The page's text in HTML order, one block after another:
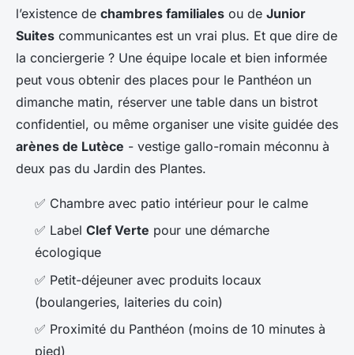
l’existence de chambres familiales ou de Junior
Suites communicantes est un vrai plus. Et que dire de
la conciergerie ? Une équipe locale et bien informée
peut vous obtenir des places pour le Panthéon un
dimanche matin, réserver une table dans un bistrot
confidentiel, ou même organiser une visite guidée des
arènes de Lutèce - vestige gallo-romain méconnu à
deux pas du Jardin des Plantes.
✅ Chambre avec patio intérieur pour le calme
✅ Label Clef Verte pour une démarche
écologique
✅ Petit-déjeuner avec produits locaux
(boulangeries, laiteries du coin)
✅ Proximité du Panthéon (moins de 10 minutes à
pied)